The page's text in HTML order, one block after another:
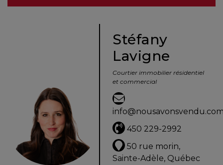
Évaluation
Avec
un
Stéfany
Lavigne
Courtier immobilier résidentiel
et commercial
450 229-2992
50 rue morin,
Sainte-Adèle, Québec